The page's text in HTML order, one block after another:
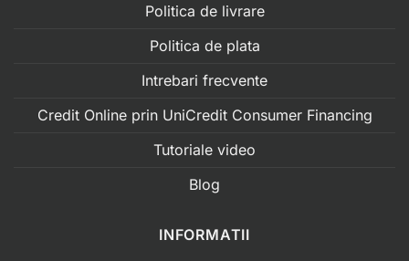
Politica de livrare
Politica de plata
Intrebari frecvente
Credit Online prin UniCredit Consumer Financing
Tutoriale video
Blog
INFORMATII